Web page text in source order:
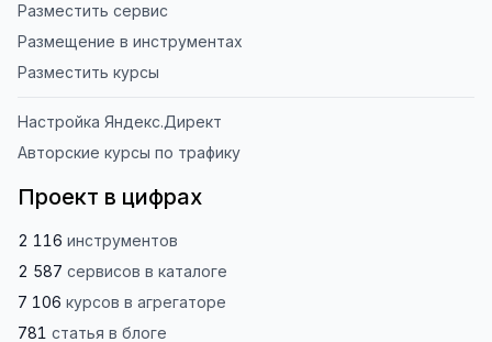
Разместить сервис
Размещение в инструментах
Разместить курсы
Настройка Яндекс.Директ
Авторские курсы по трафику
Проект в цифрах
2 116 инструментов
2 587 сервисов в каталоге
7 106 курсов в агрегаторе
781 статья в блоге